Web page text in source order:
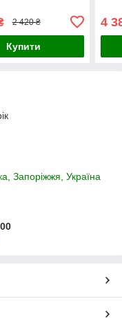
2 420 ₴
Купити
4
Запоріжжя, Україна